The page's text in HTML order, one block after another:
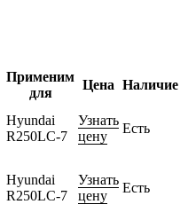
Применим
для
Цена Наличие
Hyundai
R250LC-7
Узнать
цену
Есть
Hyundai
R250LC-7
Узнать
цену
Есть